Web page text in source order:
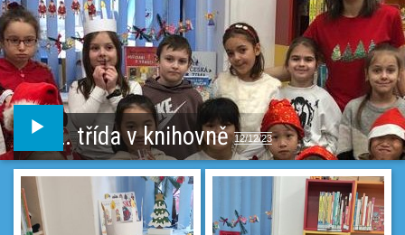
2. třída v knihovně12/12/23